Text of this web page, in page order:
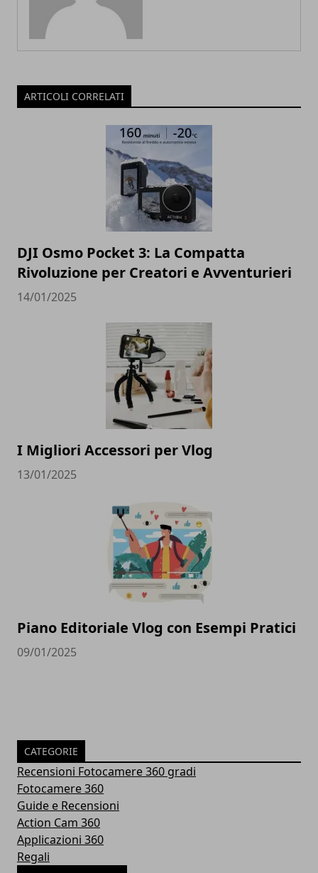
ARTICOLI CORRELATI
DJI Osmo Pocket 3: La Compatta
Rivoluzione per Creatori e Avventurieri
14/01/2025
I Migliori Accessori per Vlog
13/01/2025
Piano Editoriale Vlog con Esempi Pratici
09/01/2025
CATEGORIE
Recensioni Fotocamere 360 gradi
Fotocamere 360
Guide e Recensioni
Action Cam 360
Applicazioni 360
Regali